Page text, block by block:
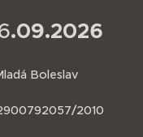
.09.2026
Boleslav
2010